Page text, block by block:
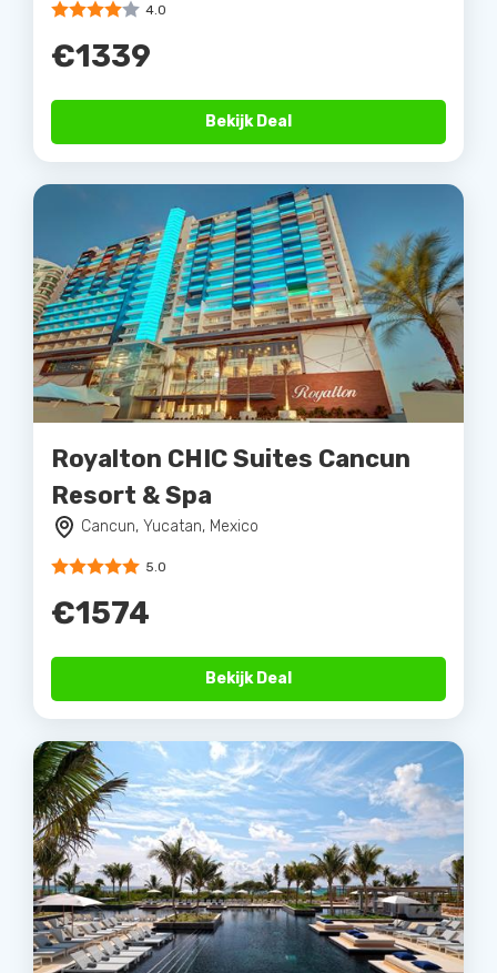
4.0
€1339
Bekijk Deal
Royalton CHIC Suites Cancun
Resort & Spa
Cancun, Yucatan, Mexico
5.0
€1574
Bekijk Deal